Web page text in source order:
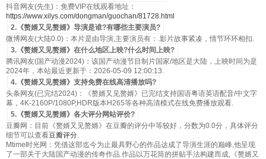
抖音网友(先生)：免费VIP在线观看地址：
https://www.xilys.com/dongman/guochan/81728.html
2.《赘婿又见赘婿》导演是谁?有哪些主要演员?
微博网友(大陆0.0)：本片是由导演,主要演员有：.影片故事紧凑，情节环环相扣.
3.《赘婿又见赘婿》在什么地区上映?什么时间上映?
腾讯网友(国产动漫2024)：该国产动漫节目制片国家/地区是大陆，上映时间为是
2024年，本站最近更新于：2026-05-09 12:00:13.
4.《赘婿又见赘婿》支持免费在线高清播放吗?
头条网友(已完结2024)：《赘婿又见赘婿》已完结支持国语粤语英语配音/中文字
幕，4K-2160P/1080P,HDR版本H265等各种高清模式在线免费播放观看.
5.《赘婿又见赘婿》各大评分网站评价?
豆瓣网：目前《赘婿又见赘婿》在豆瓣的评分中等较好，分数为0.0分，具体评分
细节可以查看豆瓣评分.
Mtime时光网：凭借这部迄今为止最具野心的作品达成了导演生涯的巅峰,他呈现
了一部关于大陆国产动漫的传奇作品.作品以万花筒的拼贴手法构建而成,《赘婿又